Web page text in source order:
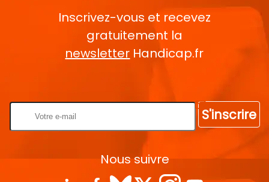
Inscrivez-vous et recevez
gratuitement la
newsletter Handicap.fr
S'inscrire
Nous suivre